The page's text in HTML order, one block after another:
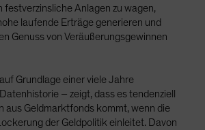
festverzinsliche Anlagen zu wagen,
laufende Erträge generieren und
Genuss von Veräußerungsgewinnen
Grundlage einer viele Jahre
– zeigt, dass es tendenziell
aus Geldmarktfonds kommt, wenn die
der Geldpolitik einleitet. Davon